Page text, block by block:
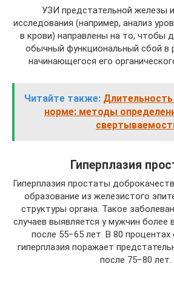
УЗИ предстательной железы
исследования (например, анализ
в крови) направлены на то, чтобы
обычный функциональный сбой в
начинающегося его
Читайте также:
норме: методы
Гиперплазия
Гиперплазия простаты
образование из железистого
структуры органа. Такое
случаев выявляется у мужчин более
после 55−65 лет. В 80 процентах
гиперплазия поражает
после 75−80 лет.